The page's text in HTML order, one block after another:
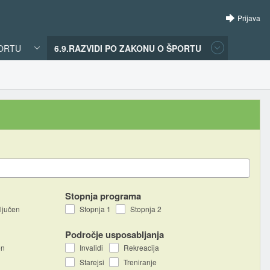
Prijava
6.9.RAZVIDI PO ZAKONU O ŠPORTU
Stopnja programa
Stopnja 1 Stopnja 2
Področje usposabljanja
Invalidi
Rekreacija
Starejsi
Treniranje